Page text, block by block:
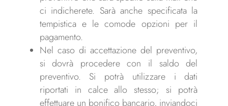
ci indicherete. Sarà anche specificata la
tempistica e le comode opzioni per il
pagamento.
Nel caso di accettazione del preventivo,
si dovrà procedere con il saldo del
preventivo. Si potrà utilizzare i dati
riportati in calce allo stesso; si potrà
effettuare un bonifico bancario, inviandoci